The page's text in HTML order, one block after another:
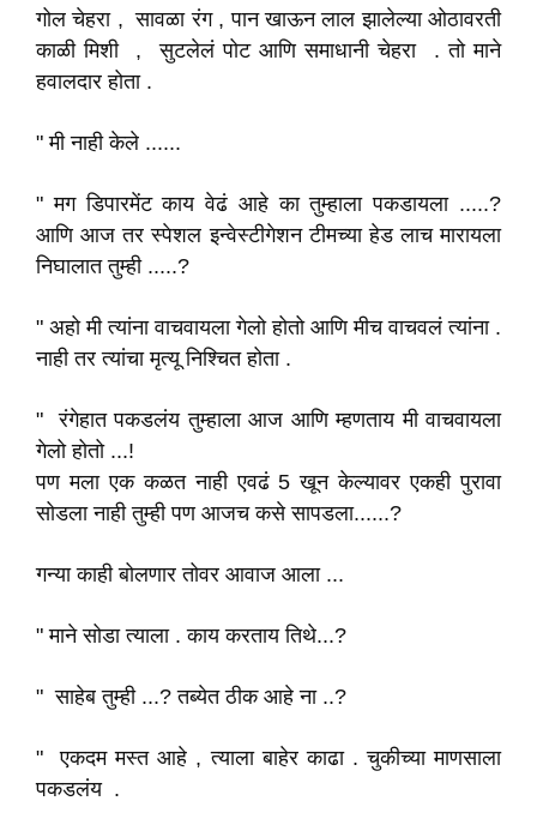
गोल चेहरा , सावळा रंग , पान खाऊन लाल झालेल्या ओठावरती
काळी मिशी , सुटलेलं पोट आणि समाधानी चेहरा . तो माने
हवालदार होता .
" मी नाही केले ......
" मग डिपारमेंट काय वेढं आहे का तुम्हाला पकडायला .....?
आणि आज तर स्पेशल इन्वेस्टीगेशन टीमच्या हेड लाच मारायला
निघालात तुम्ही .....?
" अहो मी त्यांना वाचवायला गेलो होतो आणि मीच वाचवलं त्यांना .
नाही तर त्यांचा मृत्यू निश्चित होता .
" रंगेहात पकडलंय तुम्हाला आज आणि म्हणताय मी वाचवायला
गेलो होतो ...!
पण मला एक कळत नाही एवढं 5 खून केल्यावर एकही पुरावा
सोडला नाही तुम्ही पण आजच कसे सापडला......?
गन्या काही बोलणार तोवर आवाज आला ...
" माने सोडा त्याला . काय करताय तिथे...?
" साहेब तुम्ही ...? तब्येत ठीक आहे ना ..?
" एकदम मस्त आहे , त्याला बाहेर काढा . चुकीच्या माणसाला
पकडलंय .